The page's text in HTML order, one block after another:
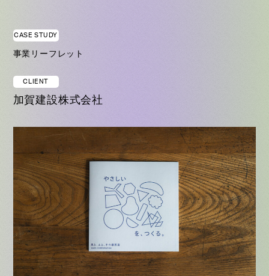
CASE STUDY
事業リーフレット
CLIENT
加賀建設株式会社